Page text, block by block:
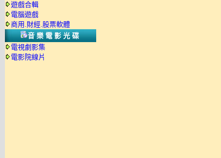
遊戲合輯
電腦遊戲
商用.財經.股票軟體
音樂電影光碟
電視劇影集
電影院線片